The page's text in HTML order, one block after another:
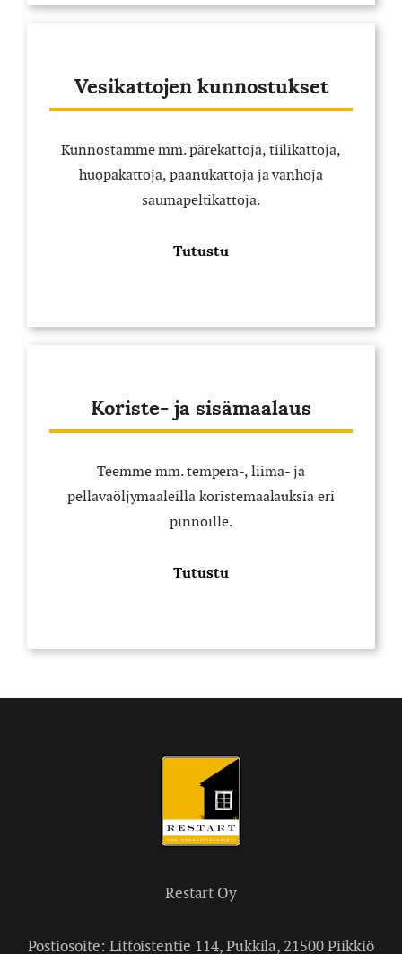
Vesikattojen kunnostukset
Kunnostamme mm. pärekattoja, tiilikattoja,
huopakattoja, paanukattoja ja vanhoja
saumapeltikattoja.
Tutustu
Koriste- ja sisämaalaus
Teemme mm. tempera-, liima- ja
pellavaöljymaaleilla koristemaalauksia eri
pinnoille.
Tutustu
Restart Oy
Postiosoite: Littoistentie 114, Pukkila, 21500 Piikkiö